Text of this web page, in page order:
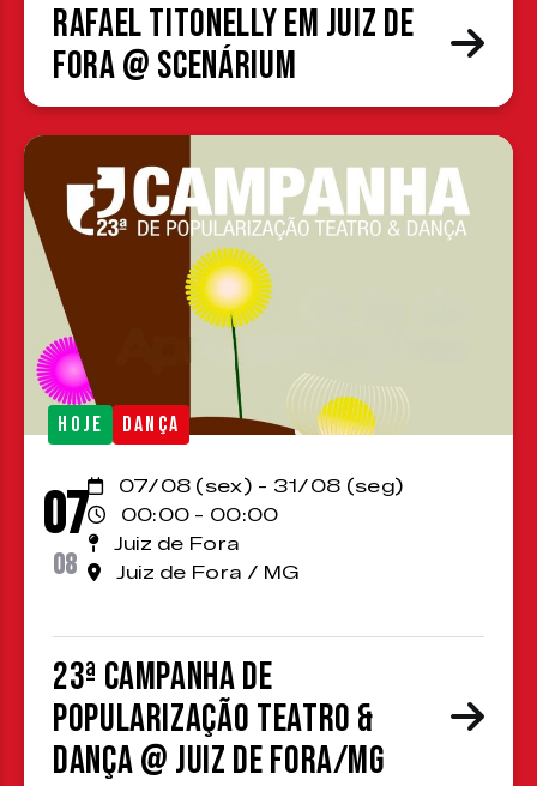
Rafael Titonelly em Juiz de
Fora @ Scenárium
HOJE DANÇA
07
08
07/08 (sex) - 31/08 (seg)
00:00 - 00:00
Juiz de Fora
Juiz de Fora / MG
23ª Campanha de
Popularização Teatro &
Dança @ Juiz de Fora/MG